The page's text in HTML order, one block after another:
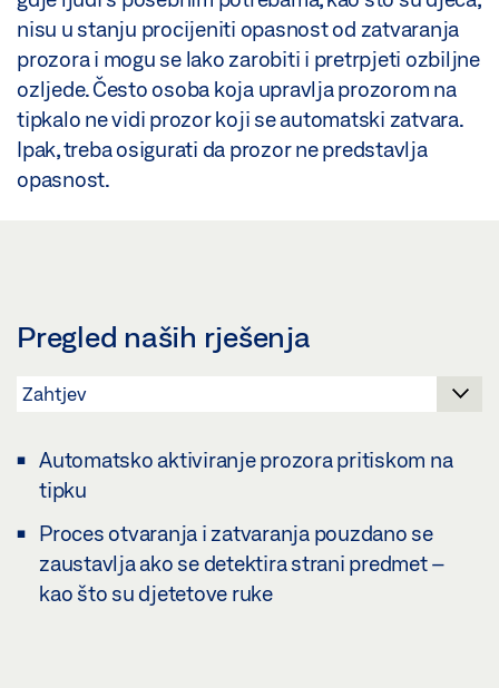
nisu u stanju procijeniti opasnost od zatvaranja
prozora i mogu se lako zarobiti i pretrpjeti ozbiljne
ozljede. Često osoba koja upravlja prozorom na
tipkalo ne vidi prozor koji se automatski zatvara.
Ipak, treba osigurati da prozor ne predstavlja
opasnost.
Pregled naših rješenja
Automatsko aktiviranje prozora pritiskom na
tipku
Proces otvaranja i zatvaranja pouzdano se
zaustavlja ako se detektira strani predmet –
kao što su djetetove ruke